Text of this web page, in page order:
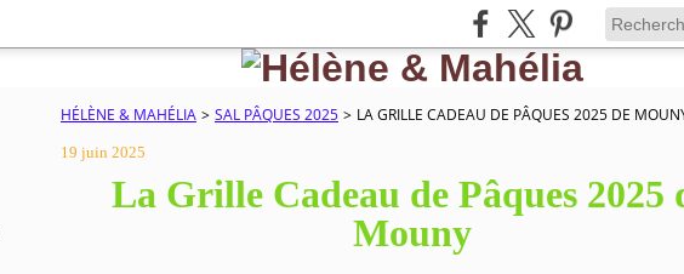
HÉLÈNE & MAHÉLIA > SAL PÂQUES 2025 > LA GRILLE CADEAU DE PÂQUES 2025 DE
19 juin 2025
La Grille Cadeau de Pâques 2025
Mouny